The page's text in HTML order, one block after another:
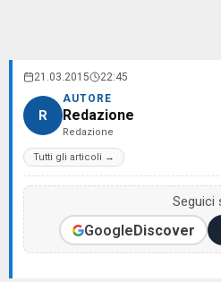
21.03.2015 22:45
R
AUTORE
Redazione
Redazione
Tutti gli articoli →
Seguici
GoogleDiscover